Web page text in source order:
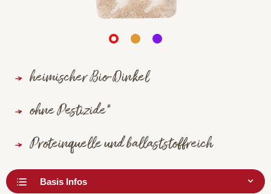
heimischer Bio-Dinkel
ohne Pestizide*
Proteinquelle und ballaststoffreich